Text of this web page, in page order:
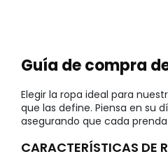
Guía de compra
Elegir la ropa ideal para
que las define. Piensa en su
asegurando que cada
CARACTERÍSTICAS DE